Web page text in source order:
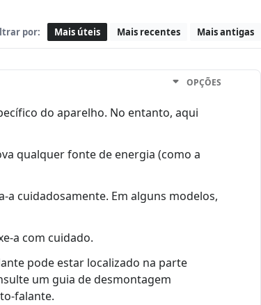
por: Mais úteis Mais recentes Mais antigas
OPÇÕES
do aparelho. No entanto, aqui
qualquer fonte de energia (como a
a cuidadosamente. Em alguns modelos,
a com cuidado.
pode estar localizado na parte
um guia de desmontagem
falante.